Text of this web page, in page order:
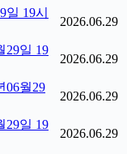
19시
2026.06.29
29일 19
2026.06.29
06월29
2026.06.29
29일 19
2026.06.29